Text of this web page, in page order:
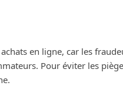
en ligne, car les
Pour éviter les